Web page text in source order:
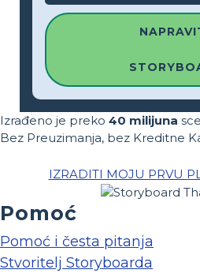
Izrađeno je preko 40 milijuna
Bez Preuzimanja, bez Kreditne
IZRADITI MOJU PRVU
Pomoć
Pomoć i česta pitanja
Stvoritelj Storyboarda